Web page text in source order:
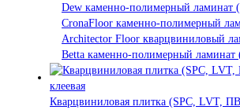
Dew каменно-полимерный ламинат
CronaFloor каменно-полимерный
Architector Floor кварцвиниловый
Betta каменно-полимерный ламинат
Кварцвиниловая плитка (SPC, LVT,